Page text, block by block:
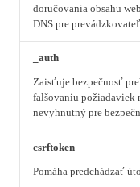
doručovania obsahu
DNS pre
_auth
Zaisťuje bezpečnosť
falšovaniu požiadaviek
nevyhnutný pre
csrftoken
Pomáha predchádzať